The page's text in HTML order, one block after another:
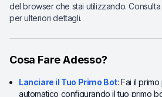
del browser che stai utilizzando.
per ulteriori dettagli.
Cosa Fare Adesso?
Lanciare il Tuo Primo Bot: Fai il
automatico configurando il tuo primo